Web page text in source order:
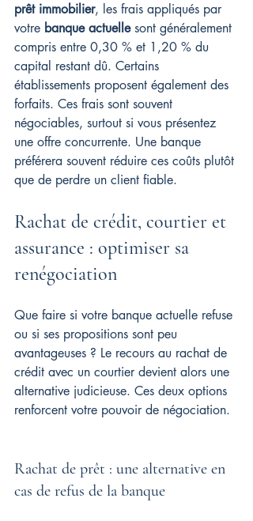
prêt immobilier, les frais appliqués par
votre banque actuelle sont généralement
compris entre 0,30 % et 1,20 % du
capital restant dû. Certains
établissements proposent également des
forfaits. Ces frais sont souvent
négociables, surtout si vous présentez
une offre concurrente. Une banque
préférera souvent réduire ces coûts plutôt
que de perdre un client fiable.
Rachat de crédit, courtier et
assurance : optimiser sa
renégociation
Que faire si votre banque actuelle refuse
ou si ses propositions sont peu
avantageuses ? Le recours au rachat de
crédit avec un courtier devient alors une
alternative judicieuse. Ces deux options
renforcent votre pouvoir de négociation.
Rachat de prêt : une alternative en
cas de refus de la banque